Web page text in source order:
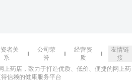
者关
系
公司荣
誉
经营资
质
友情链
接
上药店，致力于打造优质、低价、便捷的网上药
信赖的健康服务平台